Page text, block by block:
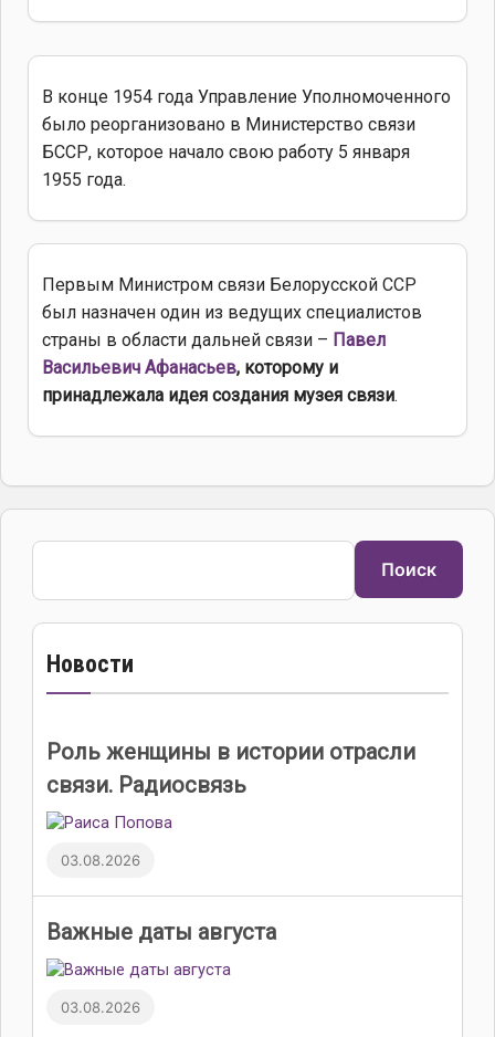
В конце 1954 года Управление Уполномоченного
было реорганизовано в Министерство связи
БССР, которое начало свою работу 5 января
1955 года.
Первым Министром связи Белорусской ССР
был назначен один из ведущих специалистов
страны в области дальней связи – Павел
Васильевич Афанасьев, которому и
принадлежала идея создания музея связи.
Поиск
Поиск
Новости
Роль женщины в истории отрасли
связи. Радиосвязь
03.08.2026
Важные даты августа
03.08.2026